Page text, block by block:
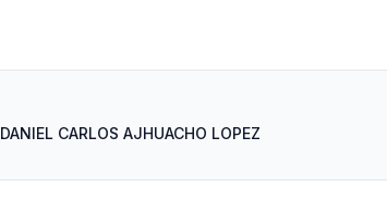
DANIEL CARLOS AJHUACHO LOPEZ